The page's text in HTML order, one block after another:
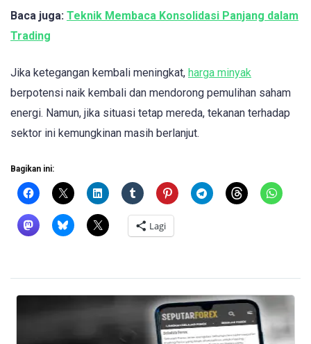
Baca juga: Teknik Membaca Konsolidasi Panjang dalam
Trading
Jika ketegangan kembali meningkat, harga minyak
berpotensi naik kembali dan mendorong pemulihan saham
energi. Namun, jika situasi tetap mereda, tekanan terhadap
sektor ini kemungkinan masih berlanjut.
Bagikan ini:
Lagi